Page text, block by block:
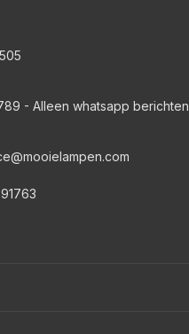
- Alleen whatsapp berichten